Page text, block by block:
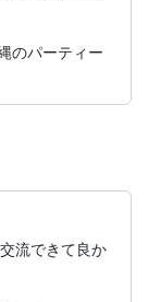
のパーティー
流できて良か